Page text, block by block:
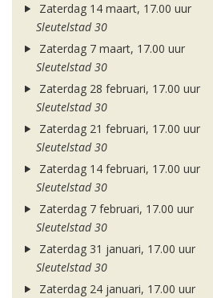
Zaterdag 14 maart, 17.00 uur
Sleutelstad 30
Zaterdag 7 maart, 17.00 uur
Sleutelstad 30
Zaterdag 28 februari, 17.00 uur
Sleutelstad 30
Zaterdag 21 februari, 17.00 uur
Sleutelstad 30
Zaterdag 14 februari, 17.00 uur
Sleutelstad 30
Zaterdag 7 februari, 17.00 uur
Sleutelstad 30
Zaterdag 31 januari, 17.00 uur
Sleutelstad 30
Zaterdag 24 januari, 17.00 uur